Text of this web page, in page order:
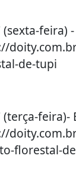
(sexta-feira)
de-tupi
(terça-
florestal-